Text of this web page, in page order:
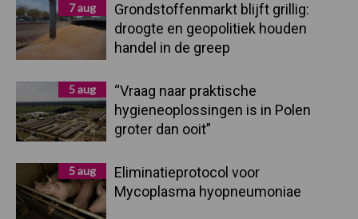
7 aug
Grondstoffenmarkt blijft grillig:
droogte en geopolitiek houden
handel in de greep
5 aug
“Vraag naar praktische
hygieneoplossingen is in Polen
groter dan ooit”
5 aug
Eliminatieprotocol voor
Mycoplasma hyopneumoniae